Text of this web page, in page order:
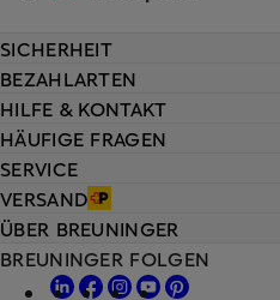
HILFE & KONTAKT
HÄUFIGE FRAGEN
SERVICE
VERSAND
SICHERHEIT
BEZAHLARTEN
ÜBER BREUNINGER
BREUNINGER FOLGEN